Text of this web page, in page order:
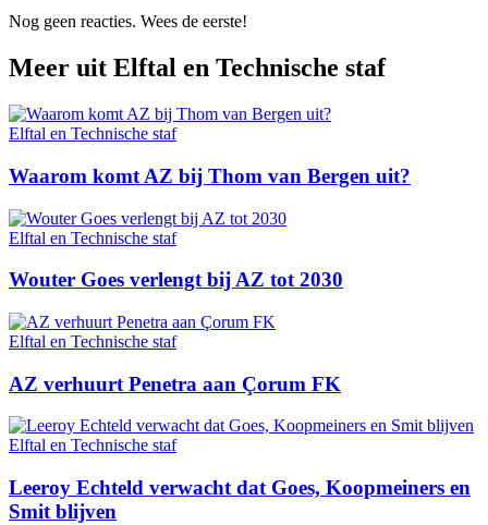
Nog geen reacties. Wees de eerste!
Meer uit Elftal en Technische staf
Elftal en Technische staf
Waarom komt AZ bij Thom van Bergen uit?
Elftal en Technische staf
Wouter Goes verlengt bij AZ tot 2030
Elftal en Technische staf
AZ verhuurt Penetra aan Çorum FK
Elftal en Technische staf
Leeroy Echteld verwacht dat Goes, Koopmeiners en
Smit blijven